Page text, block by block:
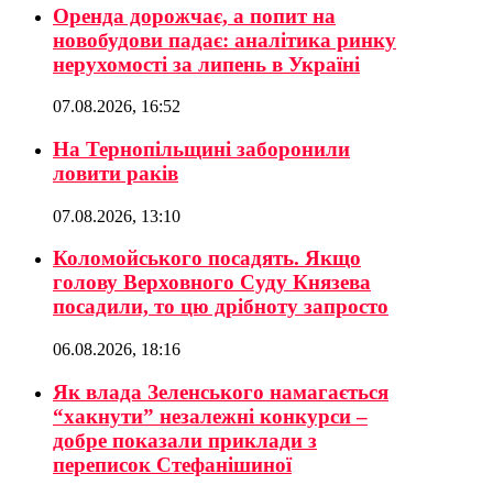
Оренда дорожчає, а попит на
новобудови падає: аналітика ринку
нерухомості за липень в Україні
07.08.2026, 16:52
На Тернопільщині заборонили
ловити раків
07.08.2026, 13:10
Коломойського посадять. Якщо
голову Верховного Суду Князева
посадили, то цю дрібноту запросто
06.08.2026, 18:16
Як влада Зеленського намагається
“хакнути” незалежні конкурси –
добре показали приклади з
переписок Стефанішиної